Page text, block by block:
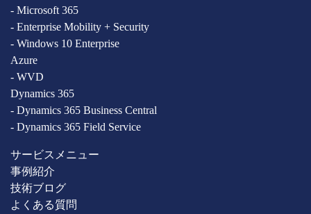
- Microsoft 365
- Enterprise Mobility + Security
- Windows 10 Enterprise
Azure
- WVD
Dynamics 365
- Dynamics 365 Business Central
- Dynamics 365 Field Service
サービスメニュー
事例紹介
技術ブログ
よくある質問